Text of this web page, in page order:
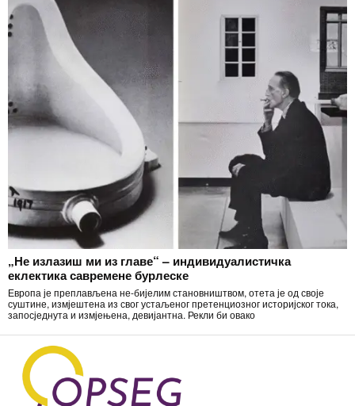
„Не излазиш ми из главе“ – индивидуалистичка
еклектика савремене бурлеске
Европа је преплављена не-бијелим становништвом, отета је од своје
суштине, измјештена из свог устаљеног претенциозног историјског тока,
запосједнута и измјењена, девијантна. Рекли би овако